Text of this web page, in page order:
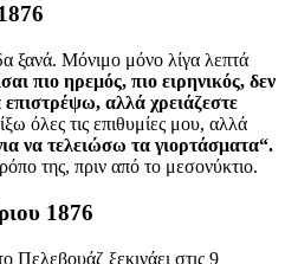
ξανά. Μόνιμο μόνο λίγα λεπτά
πιο ηρεμός, πιο ειρηνικός, δεν
αλλά χρειάζεστε
όλες τις επιθυμίες μου, αλλά
να τελειώσω τα γιορτάσματα“.
της, πριν από το μεσονύκτιο.
1876
ξεκινάει στις 9